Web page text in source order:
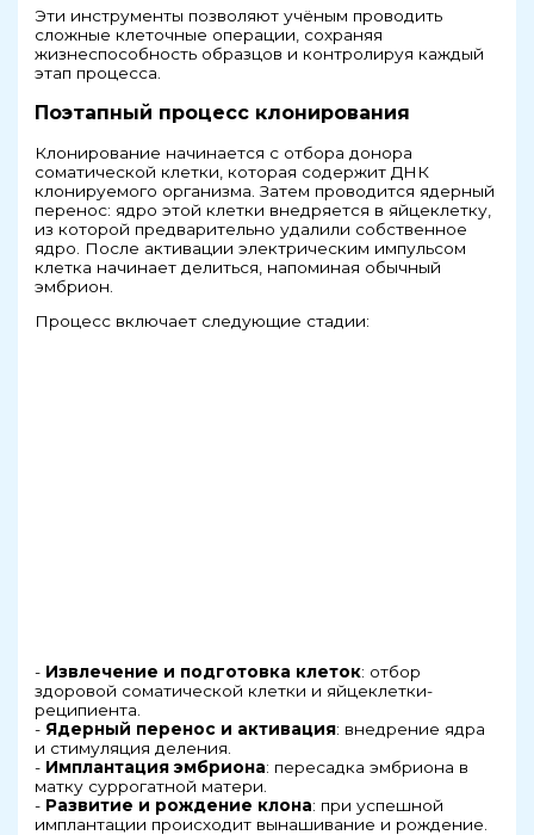
Эти инструменты позволяют учёным проводить
сложные клеточные операции, сохраняя
жизнеспособность образцов и контролируя каждый
этап процесса.
Поэтапный процесс клонирования
Клонирование начинается с отбора донора
соматической клетки, которая содержит ДНК
клонируемого организма. Затем проводится ядерный
перенос: ядро этой клетки внедряется в яйцеклетку,
из которой предварительно удалили собственное
ядро. После активации электрическим импульсом
клетка начинает делиться, напоминая обычный
эмбрион.
Процесс включает следующие стадии:
- Извлечение и подготовка клеток: отбор
здоровой соматической клетки и яйцеклетки-
реципиента.
- Ядерный перенос и активация: внедрение ядра
и стимуляция деления.
- Имплантация эмбриона: пересадка эмбриона в
матку суррогатной матери.
- Развитие и рождение клона: при успешной
имплантации происходит вынашивание и рождение.